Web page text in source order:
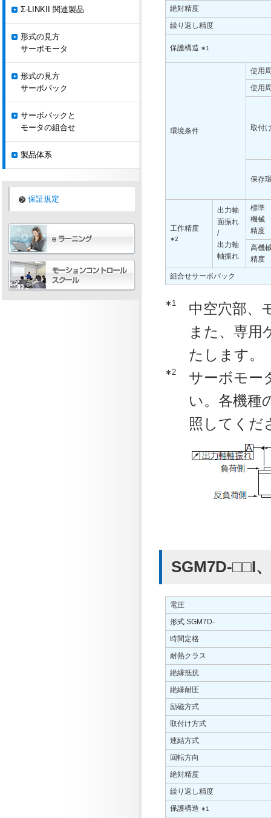
絶対精度
繰り返し精度
保護構造 ∗1
環境条件
使用
使用
取付
保存
工作精度
∗2
出力軸
面振れ
/
出力軸
軸振れ
標準
機械
精度
高機
精度
組合せサーボパック
∗1
中空穴部、
また、専用
たします。
∗2
サーボモー
い。各機種
照してくだ
SGM7D-□□I
電圧
形式 SGM7D-
時間定格
耐熱クラス
絶縁抵抗
絶縁耐圧
励磁方式
取付け方式
連結方式
回転方向
絶対精度
繰り返し精度
保護構造 ∗1
Σ-LINKII 関連製品
形式の見方
サーボモータ
形式の見方
サーボパック
サーボパックと
モータの組合せ
製品体系
保証規定